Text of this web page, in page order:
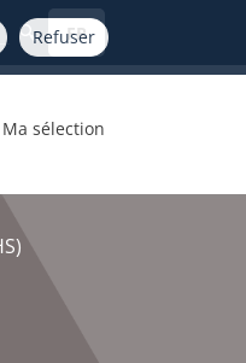
Refuser
FR
Ma sélection